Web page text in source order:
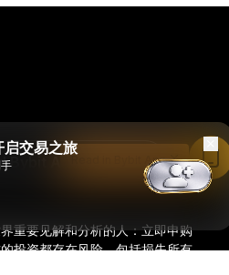
重要见解和分析的人：立即申购
投资都存在风险，包括损失所有
Bybit App
交易之旅
Read in Bybit App